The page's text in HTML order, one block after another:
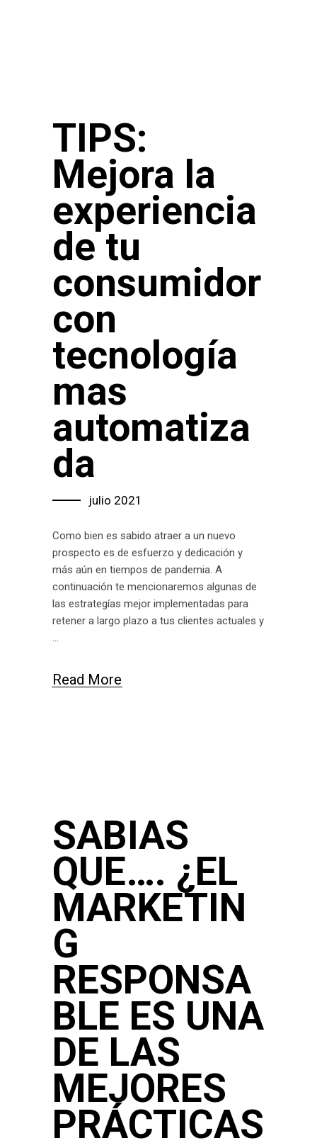
TIPS:
Mejora la
experiencia
de tu
consumidor
con
tecnología
mas
automatiza
da
julio 2021
Como bien es sabido atraer a un nuevo
prospecto es de esfuerzo y dedicación y
más aún en tiempos de pandemia. A
continuación te mencionaremos algunas de
las estrategías mejor implementadas para
retener a largo plazo a tus clientes actuales y
Read More
SABIAS
QUE…. ¿EL
MARKETIN
G
RESPONSA
BLE ES UNA
DE LAS
MEJORES
PRÁCTICAS